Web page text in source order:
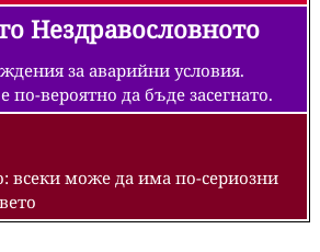
Нездравословното
за аварийни условия.
по-вероятно да бъде засегнато.
всеки може да има по-сериозни